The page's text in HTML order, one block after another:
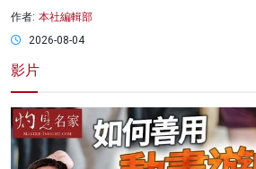
作者: 本社編輯部
2026-08-04
影片